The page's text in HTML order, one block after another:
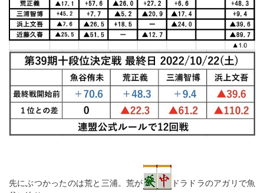
先にぶつかったのは荒と三浦。荒が
ドラドラのアガリで魚